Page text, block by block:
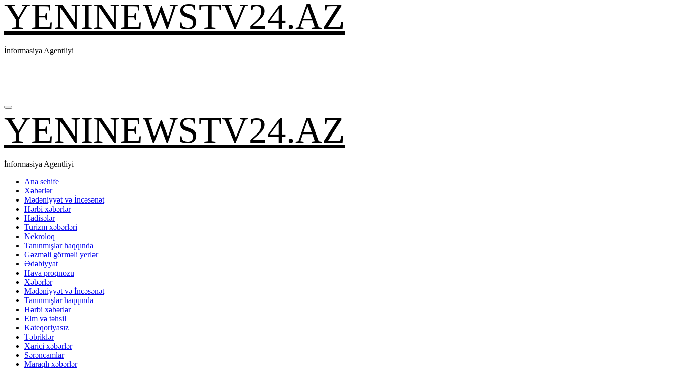
YENINEWSTV24.AZ
İnformasiya Agentliyi
YENINEWSTV24.AZ
İnformasiya Agentliyi
Ana sehife
Xəbərlər
Mədəniyyət və İncəsənət
Hərbi xəbərlər
Hadisələr
Turizm xəbərləri
Nekroloq
Tanınmışlar haqqında
Gəzməli görməli yerlər
Ədəbiyyat
Hava proqnozu
Xəbərlər
Mədəniyyət və İncəsənət
Tanınmışlar haqqında
Hərbi xəbərlər
Elm və təhsil
Kateqoriyasız
Təbriklər
Xarici xəbərlər
Sərəncamlar
Maraqlı xəbərlər